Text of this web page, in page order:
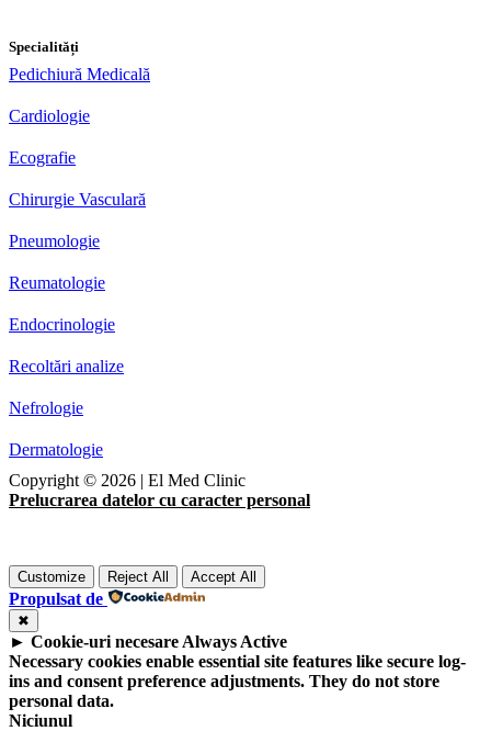
Specialități
Pedichiură Medicală
Cardiologie
Ecografie
Chirurgie Vasculară
Pneumologie
Reumatologie
Endocrinologie
Recoltări analize
Nefrologie
Dermatologie
Copyright © 2026 | El Med Clinic
Prelucrarea datelor cu caracter personal
Customize Reject All Accept All
Propulsat de
✖
► Cookie-uri necesare Always Active
Necessary cookies enable essential site features like secure log-
ins and consent preference adjustments. They do not store
personal data.
Niciunul